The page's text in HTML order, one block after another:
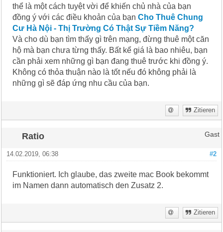
thể là một cách tuyệt vời để khiến chủ nhà của bạn
đồng ý với các điều khoản của bạnCho Thuê Chung
Cư Hà Nội - Thị Trường Có Thật Sự Tiềm Năng?
Và cho dù bạn tìm thấy gì trên mạng, đừng thuê một căn
hộ mà bạn chưa từng thấy. Bất kể giá là bao nhiêu, bạn
cần phải xem những gì bạn đang thuê trước khi đồng ý.
Không có thỏa thuận nào là tốt nếu đó không phải là
những gì sẽ đáp ứng nhu cầu của bạn.
Zitieren
Ratio Gast
#2
14.02.2019, 06:38
Funktioniert. Ich glaube, das zweite mac Book bekommt
im Namen dann automatisch den Zusatz 2.
Zitieren